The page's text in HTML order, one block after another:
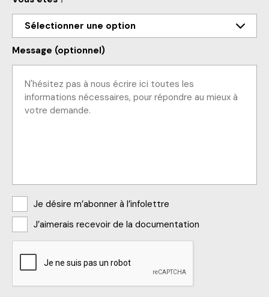
Message (optionnel)
Abonnements
Je désire m’abonner à l’infolettre
J’aimerais recevoir de la documentation